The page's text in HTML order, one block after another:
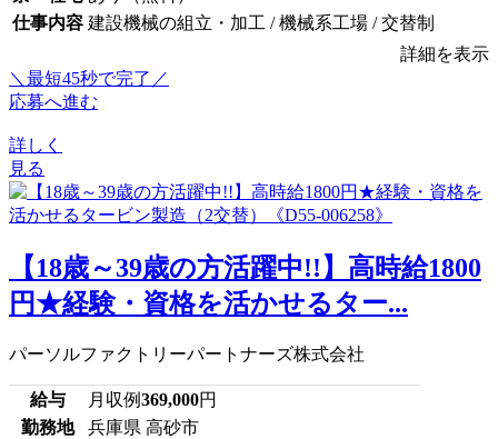
仕事内容 建設機械の組立・加工 / 機械系工場 / 交替制
詳細を表示
＼最短45秒で完了／
応募へ進む
詳しく
見る
【18歳～39歳の方活躍中!!】高時給1800
円★経験・資格を活かせるター...
パーソルファクトリーパートナーズ株式会社
給与 月収例369,000円
勤務地
兵庫県 高砂市